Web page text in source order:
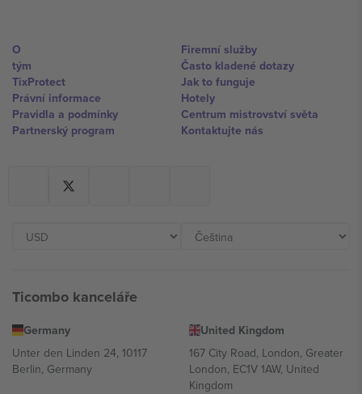
O
tým
TixProtect
Právní informace
Pravidla a podmínky
Partnerský program
Firemní služby
Často kladené dotazy
Jak to funguje
Hotely
Centrum mistrovství světa
Kontaktujte nás
Ticombo kanceláře
Germany
Unter den Linden 24, 10117
Berlin, Germany
United Kingdom
167 City Road, London, Greater
London, EC1V 1AW, United
Kingdom